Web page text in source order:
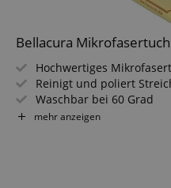
Bellacura
Hochwertiges
Reinigt und poliert
Waschbar bei 60 Grad
Formstabil
Zur schnellen
mehr anzeigen